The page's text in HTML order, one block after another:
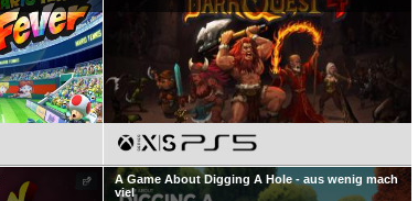
A Game About Digging A Hole - aus wenig mach
viel